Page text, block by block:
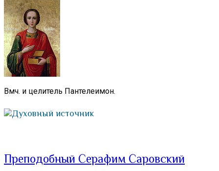
Вмч. и целитель Пантелеимон.
Духовный источник
Преподобный Серафим Саровский